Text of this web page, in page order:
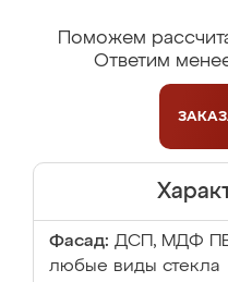
Поможем
Ответим
Фасад: ДСП, МДФ
любые виды стекла